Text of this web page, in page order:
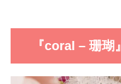
『coral – 珊瑚』